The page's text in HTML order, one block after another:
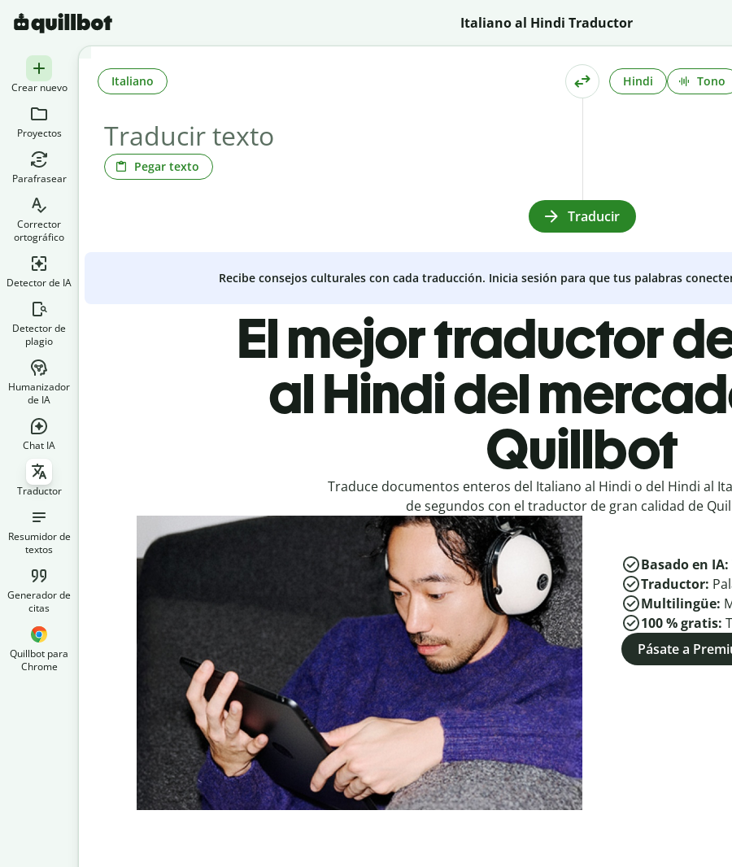
Italiano al Hindi Traductor
Crear nuevo
Proyectos
Parafrasear
Corrector
ortográfico
Detector de IA
Detector de
plagio
Humanizador
de IA
Chat IA
Traductor
Resumidor de
textos
Generador de
citas
Quillbot para
Chrome
Pegar texto
Italiano Hindi Tono
Traducir
Recibe consejos culturales con cada traducción. Inicia sesión para que tus palabras
El mejor traductor
al Hindi del
Quillbot
Traduce documentos enteros del Italiano al Hindi o del Hindi al
de segundos con el traductor de gran calidad de
Basado en IA:
Traductor:
Multilingüe:
100 % gratis:
Pásate a